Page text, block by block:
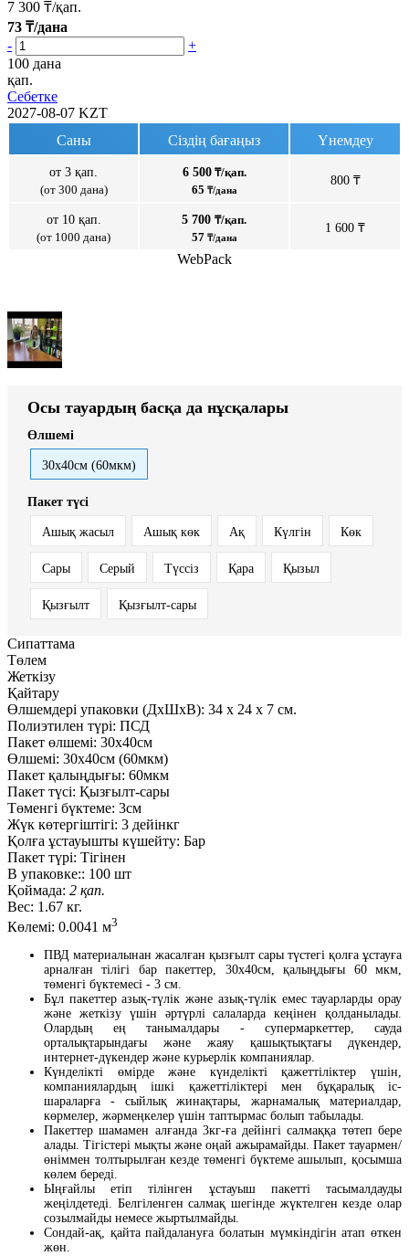
7 300 ₸/қап.
73 ₸/дана
-
+
100 дана
қап.
Себетке
2027-08-07 KZT
Саны
Сіздің бағаңыз Үнемдеу
от 3 қап.
(от 300 дана)
6 500₸/қап.
65 ₸/дана
800 ₸
от 10 қап.
(от 1000 дана)
5 700 ₸/қап.
57 ₸/дана
1 600 ₸
WebPack
Осы тауардың басқа да нұсқалары
Өлшемі
30x40см (60мкм)
Пакет түсі
Ашық жасыл Ашық көк Ақ Күлгін Көк
Сары Серый Түссіз Қара Қызыл
Қызғылт Қызғылт-сары
Сипаттама
Төлем
Жеткізу
Қайтару
Өлшемдері упаковки (ДxШxВ): 34 x 24 x 7 см.
Полиэтилен түрі: ПСД
Пакет өлшемі: 30x40см
Өлшемі: 30x40см (60мкм)
Пакет қалыңдығы: 60мкм
Пакет түсі: Қызғылт-сары
Төменгі бүктеме: 3см
Жүк көтергіштігі: 3 дейінкг
Қолға ұстауышты күшейту: Бар
Пакет түрі: Тігінен
В упаковке:: 100 шт
Қоймада: 2 қап.
Вес: 1.67 кг.
Көлемі: 0.0041 м3
ПВД материалынан жасалған қызғылт сары түстегі қолға ұстауға
арналған тілігі бар пакеттер, 30х40см, қалыңдығы 60 мкм,
төменгі бүктемесі - 3 см.
Бұл пакеттер азық-түлік және азық-түлік емес тауарларды орау
және жеткізу үшін әртүрлі салаларда кеңінен қолданылады.
Олардың ең танымалдары - супермаркеттер, сауда
орталықтарындағы және жаяу қашықтықтағы дүкендер,
интернет-дүкендер және курьерлік компаниялар.
Күнделікті өмірде және күнделікті қажеттіліктер үшін,
компаниялардың ішкі қажеттіліктері мен бұқаралық іс-
шараларға - сыйлық жинақтары, жарнамалық материалдар,
көрмелер, жәрмеңкелер үшін таптырмас болып табылады.
Пакеттер шамамен алғанда 3кг-ға дейінгі салмаққа төтеп бере
алады. Тігістері мықты және оңай ажырамайды. Пакет тауармен/
өніммен толтырылған кезде төменгі бүктеме ашылып, қосымша
көлем береді.
Ыңғайлы етіп тілінген ұстауыш пакетті тасымалдауды
жеңілдетеді. Белгіленген салмақ шегінде жүктелген кезде олар
созылмайды немесе жыртылмайды.
Сондай-ақ, қайта пайдалануға болатын мүмкіндігін атап өткен
жөн.